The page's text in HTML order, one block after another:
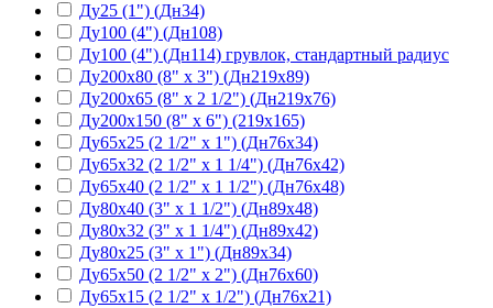
Ду25 (1") (Дн34)
Ду100 (4") (Дн108)
Ду100 (4") (Дн114) грувлок, стандартный радиус
Ду200х80 (8" х 3") (Дн219х89)
Ду200х65 (8" х 2 1/2") (Дн219х76)
Ду200х150 (8" х 6") (219х165)
Ду65х25 (2 1/2" х 1") (Дн76х34)
Ду65х32 (2 1/2" х 1 1/4") (Дн76х42)
Ду65х40 (2 1/2" х 1 1/2") (Дн76х48)
Ду80х40 (3" х 1 1/2") (Дн89х48)
Ду80х32 (3" х 1 1/4") (Дн89х42)
Ду80х25 (3" х 1") (Дн89х34)
Ду65х50 (2 1/2" х 2") (Дн76х60)
Ду65х15 (2 1/2" х 1/2") (Дн76х21)